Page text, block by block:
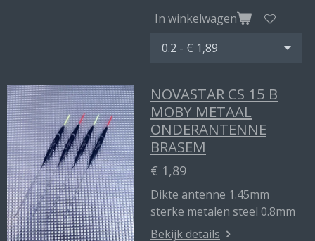
In winkelwagen
NOVASTAR CS 15 B
MOBY METAAL
ONDERANTENNE
BRASEM
€ 1,89
Dikte antenne 1.45mm
sterke metalen steel 0.8mm
Bekijk details